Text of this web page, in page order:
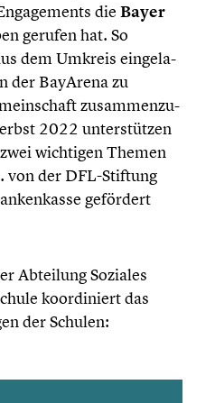
die Bayer
gerufen hat. So
dem Umkreis einge­la­
der BayArena zu
zusam­men­zu­
2022 unter­stüt­zen
wichtigen Themen
von der DFL-Stiftung
gefördert
Abteilung Soziales
koordi­niert das
der Schulen: